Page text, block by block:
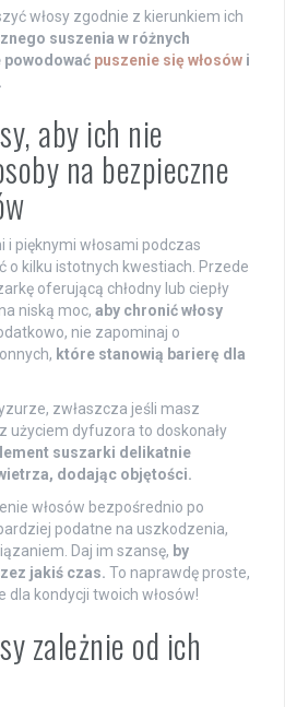
włosy zgodnie z kierunkiem ich
suszenia w różnych
powodować puszenie się włosów i
aby ich nie
na bezpieczne
i pięknymi włosami podczas
o kilku istotnych kwestiach. Przede
oferującą chłodny lub ciepły
niską moc, aby chronić włosy
nie zapominaj o
które stanowią barierę dla
zwłaszcza jeśli masz
użyciem dyfuzora to doskonały
suszarki delikatnie
dodając objętości.
włosów bezpośrednio po
podatne na uszkodzenia,
Daj im szansę, by
jakiś czas. To naprawdę proste,
kondycji twoich włosów!
zależnie od ich